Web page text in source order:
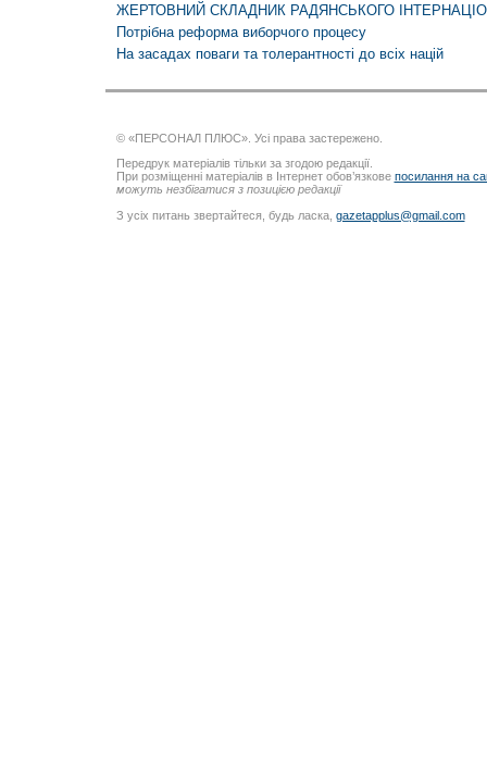
ЖЕРТОВНИЙ СКЛАДНИК РАДЯНСЬКОГО
Потрібна реформа виборчого процесу
На засадах поваги та толерантності до всіх націй
© «ПЕРСОНАЛ ПЛЮС». Усі права застережено.
Передрук матеріалів тільки за згодою редакції.
При розміщенні матеріалів в Інтернет обов’язкове посилання на
можуть незбігатися з позицією редакції
З усіх питань звертайтеся, будь ласка, gazetapplus@gmail.com